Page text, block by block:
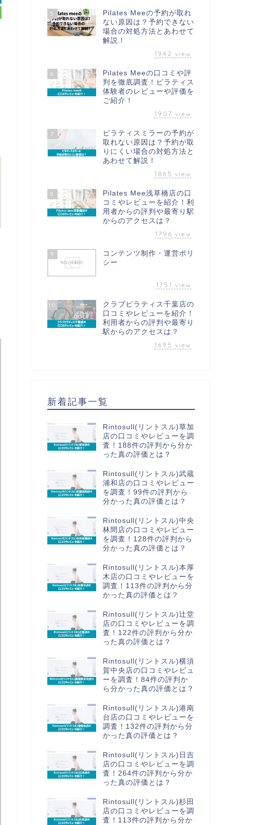
5
Pilates Meeの予約が取れ
ない原因は？予約できない
場合の対処方法とあわせて
解説！
1942 view
6
Pilates Meeの口コミや評
判を徹底調査！ピラティス
体験者のレビューや評価を
ご紹介！
1907 view
7
ピラティスミラーの予約が
取れない原因は？予約が取
りにくい場合の対処方法と
あわせて解説！
1865 view
8
Pilates Mee浅草橋店の口
コミやレビューを紹介！利
用者からの評判や最寄り駅
からのアクセスは？
1796 view
9
コンテンツ制作・運営ポリ
シー
1751 view
10
クラブピラティス千葉店の
口コミやレビューを紹介！
利用者からの評判や最寄り
駅からのアクセスは？
1695 view
新着記事一覧
Rintosull(リントスル)草加
店の口コミやレビューを調
査！188件の評判から分か
った真の評価とは？
Rintosull(リントスル)武蔵
浦和店の口コミやレビュー
を調査！99件の評判から
分かった真の評価とは？
Rintosull(リントスル)中央
林間店の口コミやレビュー
を調査！128件の評判から
分かった真の評価とは？
Rintosull(リントスル)本厚
木店の口コミやレビューを
調査！113件の評判から分
かった真の評価とは？
Rintosull(リントスル)辻堂
店の口コミやレビューを調
査！122件の評判から分か
った真の評価とは？
Rintosull(リントスル)横須
賀中央店の口コミやレビュ
ーを調査！84件の評判か
ら分かった真の評価とは？
Rintosull(リントスル)港南
台店の口コミやレビューを
調査！132件の評判から分
かった真の評価とは？
Rintosull(リントスル)日吉
店の口コミやレビューを調
査！264件の評判から分か
った真の評価とは？
Rintosull(リントスル)杉田
店の口コミやレビューを調
査！113件の評判から分か